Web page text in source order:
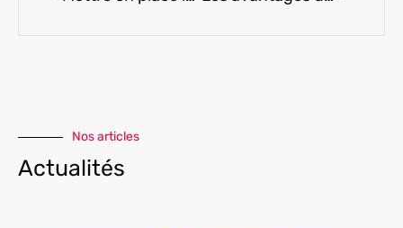
Nos articles
Actualités